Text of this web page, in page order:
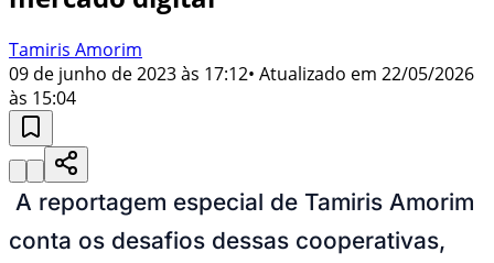
Tamiris Amorim
09 de junho de 2023 às 17:12• Atualizado em 22/05/2026
às 15:04
A reportagem especial de Tamiris Amorim
conta os desafios dessas cooperativas,